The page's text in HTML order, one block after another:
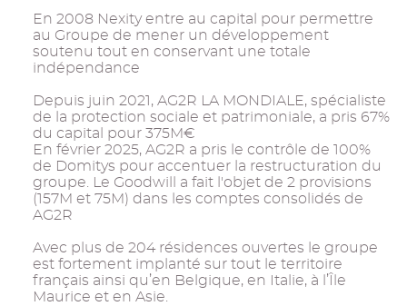
En 2008 Nexity entre au capital pour permettre
au Groupe de mener un développement
soutenu tout en conservant une totale
indépendance
Depuis juin 2021, AG2R LA MONDIALE, spécialiste
de la protection sociale et patrimoniale, a pris 67%
du capital pour 375M€
En février 2025, AG2R a pris le contrôle de 100%
de Domitys pour accentuer la restructuration du
groupe. Le Goodwill a fait l'objet de 2 provisions
(157M et 75M) dans les comptes consolidés de
AG2R
Avec plus de 204 résidences ouvertes le groupe
est fortement implanté sur tout le territoire
français ainsi qu’en Belgique, en Italie, à l’Île
Maurice et en Asie.